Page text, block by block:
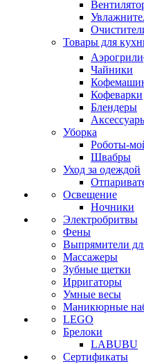
Товары для
Аэрогрили
Чайники
Кофеварки
Блендеры
Уборка
Роботы-
Швабры
Уход за одеждой
Освещение
Ночники
Электробритвы
Фены
Выпрямители
Массажеры
Зубные щетки
Ирригаторы
Умные весы
Маникюрные
LEGO
Брелоки
LABUBU
Сертификаты